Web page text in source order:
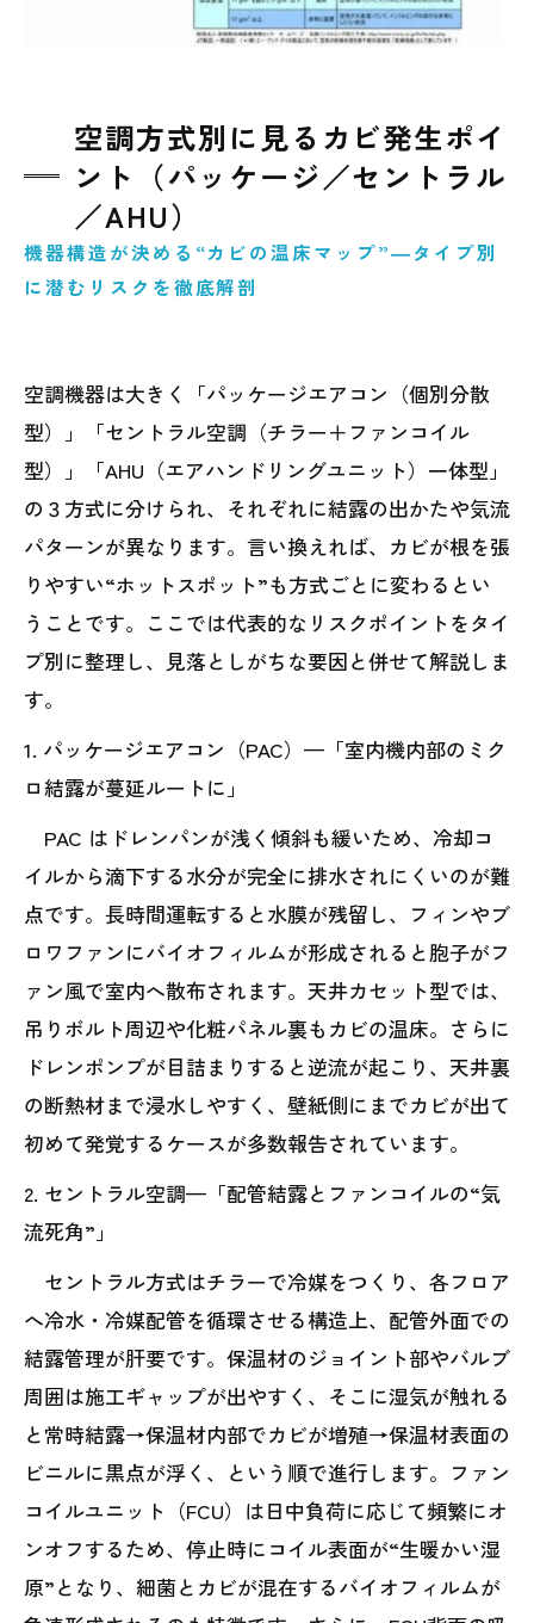
空調方式別に見るカビ発生ポイ
ント（パッケージ／セントラル
／AHU）
機器構造が決める“カビの温床マップ”―タイプ別
に潜むリスクを徹底解剖
空調機器は大きく「パッケージエアコン（個別分散
型）」「セントラル空調（チラー＋ファンコイル
型）」「AHU（エアハンドリングユニット）一体型」
の３方式に分けられ、それぞれに結露の出かたや気流
パターンが異なります。言い換えれば、カビが根を張
りやすい“ホットスポット”も方式ごとに変わるとい
うことです。ここでは代表的なリスクポイントをタイ
プ別に整理し、見落としがちな要因と併せて解説しま
す。
1. パッケージエアコン（PAC）—「室内機内部のミク
ロ結露が蔓延ルートに」
PAC はドレンパンが浅く傾斜も緩いため、冷却コ
イルから滴下する水分が完全に排水されにくいのが難
点です。長時間運転すると水膜が残留し、フィンやブ
ロワファンにバイオフィルムが形成されると胞子がフ
ァン風で室内へ散布されます。天井カセット型では、
吊りボルト周辺や化粧パネル裏もカビの温床。さらに
ドレンポンプが目詰まりすると逆流が起こり、天井裏
の断熱材まで浸水しやすく、壁紙側にまでカビが出て
初めて発覚するケースが多数報告されています。
2. セントラル空調—「配管結露とファンコイルの“気
流死角”」
セントラル方式はチラーで冷媒をつくり、各フロア
へ冷水・冷媒配管を循環させる構造上、配管外面での
結露管理が肝要です。保温材のジョイント部やバルブ
周囲は施工ギャップが出やすく、そこに湿気が触れる
と常時結露→保温材内部でカビが増殖→保温材表面の
ビニルに黒点が浮く、という順で進行します。ファン
コイルユニット（FCU）は日中負荷に応じて頻繁にオ
ンオフするため、停止時にコイル表面が“生暖かい湿
原”となり、細菌とカビが混在するバイオフィルムが